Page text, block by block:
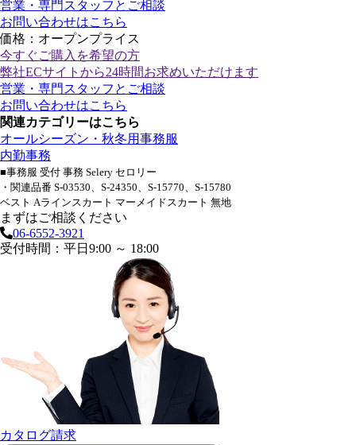
営業・専門スタッフとご相談
お問い合わせはこちら
価格：オープンプライス
今すぐご購入 を希望の方
弊社ECサイトから24時間お求めいただけます
営業・専門スタッフとご相談
お問い合わせはこちら
関連カテゴリーはこちら
オールシーズン・秋冬用事務服
内勤事務
■事務服 受付 事務 Selery セロリー
・関連品番 S-03530、S-24350、S-15770、S-15780
ベスト Aラインスカート マーメイドスカート 無地
まずはご相談ください
06-6552-3921
受付時間：平日9:00 ～ 18:00
カタログ請求